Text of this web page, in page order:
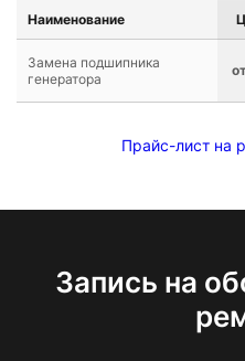
Наименование
Замена подшипника
генератора
Прайс-лист на
Запись на